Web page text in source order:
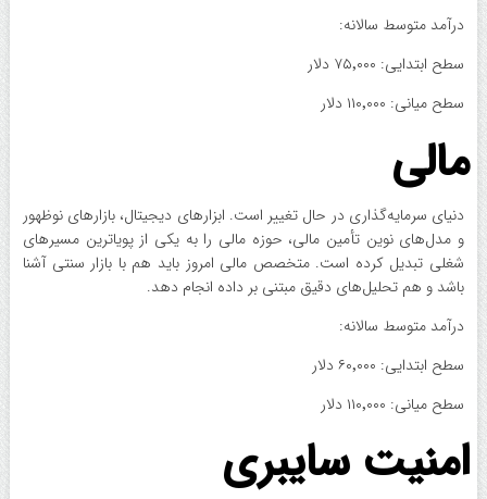
درآمد متوسط سالانه:
سطح ابتدایی: ۷۵٬۰۰۰ دلار
سطح میانی: ۱۱۰٬۰۰۰ دلار
مالی
دنیای سرمایه‌گذاری در حال تغییر است. ابزارهای دیجیتال، بازارهای نوظهور
و مدل‌های نوین تأمین مالی، حوزه مالی را به یکی از پویاترین مسیرهای
شغلی تبدیل کرده است. متخصص مالی امروز باید هم با بازار سنتی آشنا
باشد و هم تحلیل‌های دقیق مبتنی بر داده انجام دهد.
درآمد متوسط سالانه:
سطح ابتدایی: ۶۰٬۰۰۰ دلار
سطح میانی: ۱۱۰٬۰۰۰ دلار
امنیت سایبری